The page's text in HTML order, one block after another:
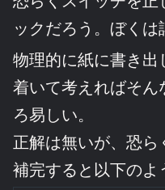
ックだろう。ぼくは
物理的に紙に書き
着いて考えればそん
ろ易しい。
正解は無いが、恐
補完すると以下のよ